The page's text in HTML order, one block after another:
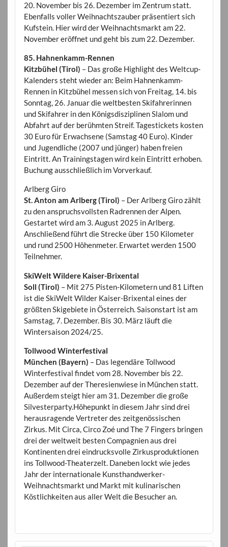
20. November bis 26. Dezember im Zentrum statt.
Ebenfalls voller Weihnachtszauber präsentiert sich
Kufstein. Hier wird der Weihnachtsmarkt am 22.
November eröffnet und geht bis zum 22. Dezember.
85. Hahnenkamm-Rennen
Kitzbühel (Tirol) – Das große Highlight des Weltcup-
Kalenders steht wieder an: Beim Hahnenkamm-
Rennen in Kitzbühel messen sich von Freitag, 14. bis
Sonntag, 26. Januar die weltbesten Skifahrerinnen
und Skifahrer in den Königsdisziplinen Slalom und
Abfahrt auf der berühmten Streif. Tagestickets kosten
30 Euro für Erwachsene (Samstag 40 Euro). Kinder
und Jugendliche (2007 und jünger) haben freien
Eintritt. An Trainingstagen wird kein Eintritt erhoben.
Buchung ausschließlich im Vorverkauf.
Arlberg Giro
St. Anton am Arlberg (Tirol) – Der Arlberg Giro zählt
zu den anspruchsvollsten Radrennen der Alpen.
Gestartet wird am 3. August 2025 in Arlberg.
Anschließend führt die Strecke über 150 Kilometer
und rund 2500 Höhenmeter. Erwartet werden 1500
Teilnehmer.
SkiWelt Wildere Kaiser-Brixental
Soll (Tirol) – Mit 275 Pisten-Kilometern und 81 Liften
ist die SkiWelt Wilder Kaiser-Brixental eines der
größten Skigebiete in Österreich. Saisonstart ist am
Samstag, 7. Dezember. Bis 30. März läuft die
Wintersaison 2024/25.
Tollwood Winterfestival
München (Bayern) – Das legendäre Tollwood
Winterfestival findet vom 28. November bis 22.
Dezember auf der Theresienwiese in München statt.
Außerdem steigt hier am 31. Dezember die große
Silvesterparty.Höhepunkt in diesem Jahr sind drei
herausragende Vertreter des zeitgenössischen
Zirkus. Mit Circa, Circo Zoé und The 7 Fingers bringen
drei der weltweit besten Compagnien aus drei
Kontinenten drei eindrucksvolle Zirkusproduktionen
ins Tollwood-Theaterzelt. Daneben lockt wie jedes
Jahr der internationale Kunsthandwerker-
Weihnachtsmarkt und Markt mit kulinarischen
Köstlichkeiten aus aller Welt die Besucher an.